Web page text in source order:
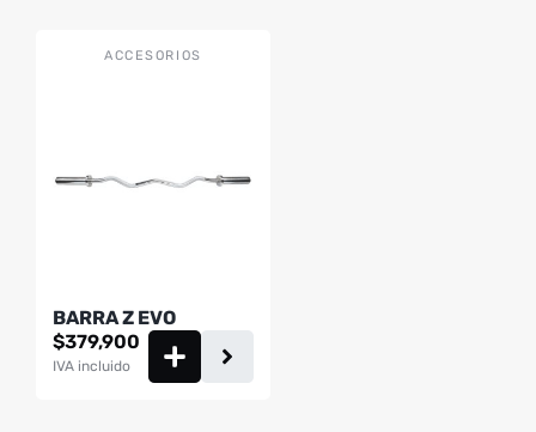
ACCESORIOS
BARRA Z EVO
$379,900
IVA incluido